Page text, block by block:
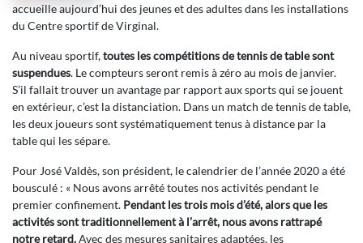
accueille aujourd’hui des jeunes et des adultes dans les installations
du Centre sportif de Virginal.
Au niveau sportif,toutes les compétitions de tennis de table sont
suspendues. Le compteurs seront remis à zéro au mois de janvier.
S’il fallait trouver un avantage par rapport aux sports qui se jouent
en extérieur, c’est la distanciation. Dans un match de tennis de table,
les deux joueurs sont systématiquement tenus à distance par la
table qui les sépare.
Pour José Valdès, son président, le calendrier de l’année 2020 a été
bousculé : « Nous avons arrêté toutes nos activités pendant le
premier confinement. Pendant les trois mois d’été, alors que les
activités sont traditionnellement à l’arrêt, nous avons rattrapé
notre retard.Avec des mesures sanitaires adaptées, les